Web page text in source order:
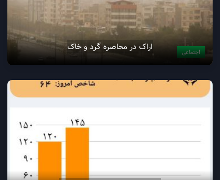
اجتماعی اراک در محاصره گرد و خاک